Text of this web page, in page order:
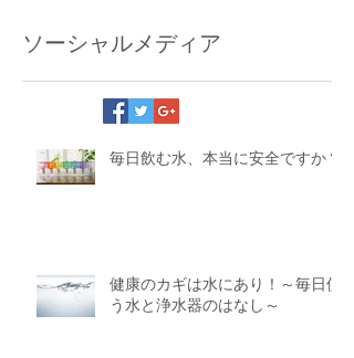
ソーシャルメディア
毎日飲む水、本当に安全ですか？
健康のカギは水にあり！～毎日使
う水と浄水器のはなし～